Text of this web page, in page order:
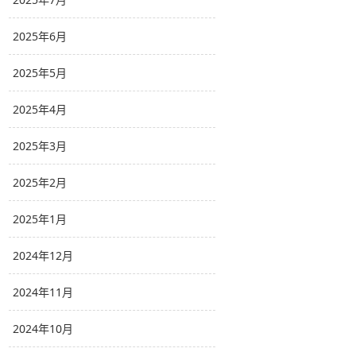
2025年6月
2025年5月
2025年4月
2025年3月
2025年2月
2025年1月
2024年12月
2024年11月
2024年10月